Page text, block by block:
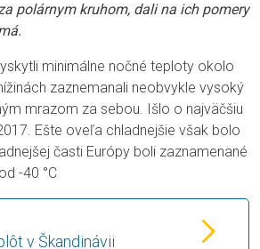
polárnym kruhom, dali na ich pomery
minimálne nočné teploty okolo
zaznemanali neobvykle vysoký
mrazom za sebou. Išlo o najväčšiu
Ešte oveľa chladnejšie však bolo
časti Európy boli zaznamenané
-40 °C
v Škandinávii